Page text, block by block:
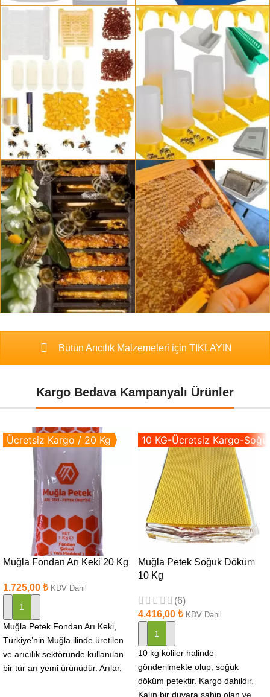
Arı İlaçları Ve Vitaminleri
45 ürün
Bal Kutuları Ve Saklama
Kapları
18 ürün
Ana Arı Malzemeleri
42 ürün
Arı Yemlikleri Ve
Şuruplukları
21 ürün
6 ürün
Bütün Arıcılık Malzemeleri için TIKLAYIN
Kargo Bedava Kampanyalı Ürünler
Ücretsiz Kargo / 20 Kg
Muğla Fondan Arı Keki 20 Kg
1.725,00 ₺ KDV Dahil
SEPETE EKLE
Muğla Petek Fondan Arı Keki,
Türkiye’nin Muğla ilinde üretilen
ve arıcılık sektöründe kullanılan
bir tür arı yemi ürünüdür. Arılar,
10 KG-Ücretsiz Kargo-
Muğla Petek Soğuk Döküm
10 Kg
(6)
4.416,00 ₺ KDV Dahil
SEPETE EKLE
10 kg koliler halinde
gönderilmekte olup, soğuk
döküm petektir. Kargo dahildir.
Kalın bir duvara sahip olan ve